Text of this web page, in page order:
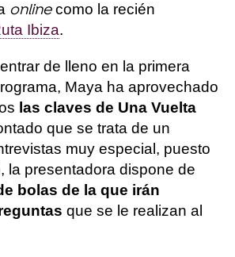
onlinecomo la recién
Ibiza.
de lleno en la primera
Maya ha aprovechado
las claves de Una Vuelta
que se trata de un
muy especial, puesto
la presentadora dispone de
bolas de la que irán
que se le realizan al